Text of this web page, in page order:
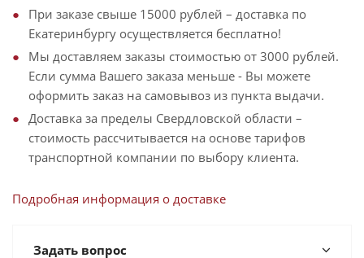
При заказе свыше 15000 рублей – доставка по
Екатеринбургу осуществляется бесплатно!
Мы доставляем заказы стоимостью от 3000 рублей.
Если сумма Вашего заказа меньше - Вы можете
оформить заказ на самовывоз из пункта выдачи.
Доставка за пределы Свердловской области –
стоимость рассчитывается на основе тарифов
транспортной компании по выбору клиента.
Подробная информация о доставке
Задать вопрос